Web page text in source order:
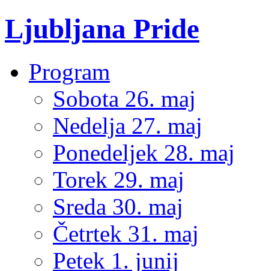
Ljubljana Pride
Program
Sobota 26. maj
Nedelja 27. maj
Ponedeljek 28. maj
Torek 29. maj
Sreda 30. maj
Četrtek 31. maj
Petek 1. junij